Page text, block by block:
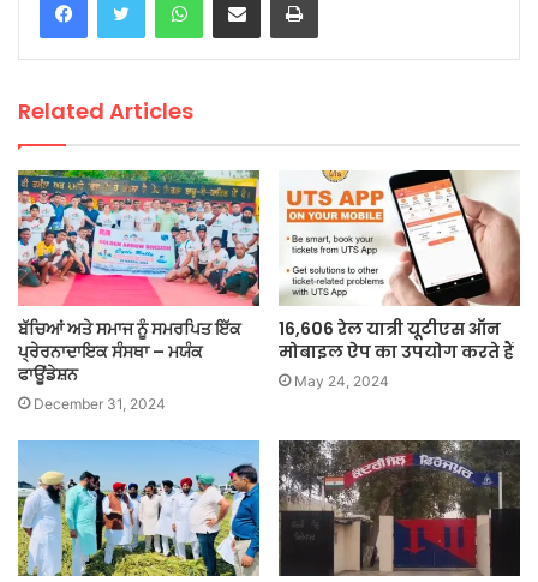
Related Articles
ਬੱਚਿਆਂ ਅਤੇ ਸਮਾਜ ਨੂੰ ਸਮਰਪਿਤ ਇੱਕ
ਪ੍ਰੇਰਨਾਦਾਇਕ ਸੰਸਥਾ – ਮਯੰਕ
ਫਾਊਂਡੇਸ਼ਨ
December 31, 2024
16,606 रेल यात्री यूटीएस ऑन
मोबाइल ऐप का उपयोग करते हैं
May 24, 2024